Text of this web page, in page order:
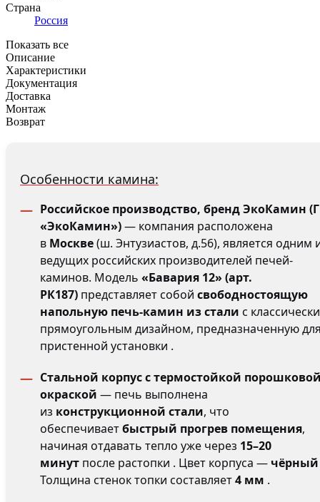
Страна
Россия
Показать все
Описание
Характеристики
Документация
Доставка
Монтаж
Возврат
Особенности камина:
Российское производство, бренд ЭкоКамин
«ЭкоКамин»)— компания расположена
в Москве(ш. Энтузиастов, д.56), является одним
ведущих российских производителей печей-
каминов. Модель «Бавария 12» (арт.
РК187) представляет собой свободностоящую
напольную печь-камин из стали с
прямоугольным дизайном, предназначенную
пристенной установки .
Стальной корпус с термостойкой
окраской — печь выполнена
из конструкционной стали, что
обеспечиваетбыстрый прогрев помещения,
начиная отдавать тепло уже через 15–20
минут после растопки . Цвет корпуса — чёрный
Толщина стенок топки составляет4 мм .